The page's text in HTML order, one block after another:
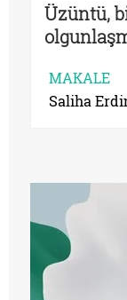
Üzüntü,
MAKALE
Saliha